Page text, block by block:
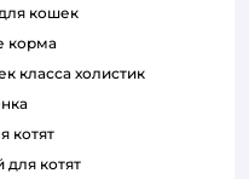
кошек
корма
класса холистик
котят
для котят